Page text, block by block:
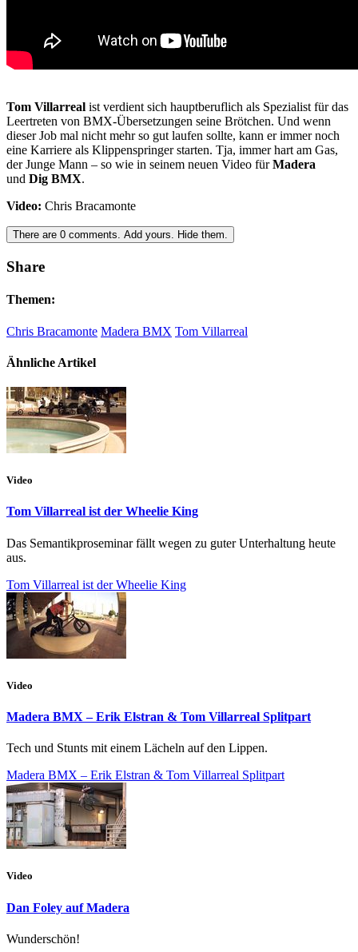
Tom Villarreal ist verdient sich hauptberuflich als Spezialist für das
Leertreten von BMX-Übersetzungen seine Brötchen. Und wenn
dieser Job mal nicht mehr so gut laufen sollte, kann er immer noch
eine Karriere als Klippenspringer starten. Tja, immer hart am Gas,
der Junge Mann – so wie in seinem neuen Video fürMadera
und Dig BMX.
Video: Chris Bracamonte
There are 0 comments. Add yours. Hide them.
Share
Themen:
Chris Bracamonte Madera BMX Tom Villarreal
Ähnliche Artikel
Video
Tom Villarreal ist der Wheelie King
Das Semantikproseminar fällt wegen zu guter Unterhaltung heute
aus.
Tom Villarreal ist der Wheelie King
Video
Madera BMX – Erik Elstran & Tom Villarreal Splitpart
Tech und Stunts mit einem Lächeln auf den Lippen.
Madera BMX – Erik Elstran & Tom Villarreal Splitpart
Video
Dan Foley auf Madera
Wunderschön!